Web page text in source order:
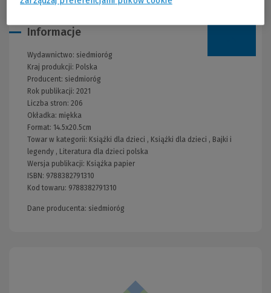
Informacje
Wydawnictwo: siedmioróg
Kraj produkcji: Polska
Producent: siedmioróg
Rok publikacji: 2021
Liczba stron: 206
Okładka: miękka
Format: 14.5x20.5cm
Towar w kategorii: Książki dla dzieci , Książki dla dzieci , Bajki i
legendy , Literatura dla dzieci polska
Wersja publikacji: Książka papier
ISBN: 9788382791310
Kod towaru: 9788382791310
Dane producenta: siedmioróg